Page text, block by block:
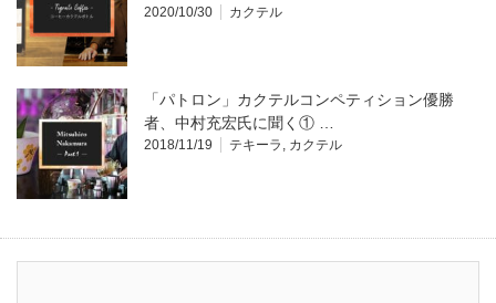
2020/10/30 カクテル
「パトロン」カクテルコンペティション優勝
者、中村充宏氏に聞く① …
2018/11/19 テキーラ カクテル